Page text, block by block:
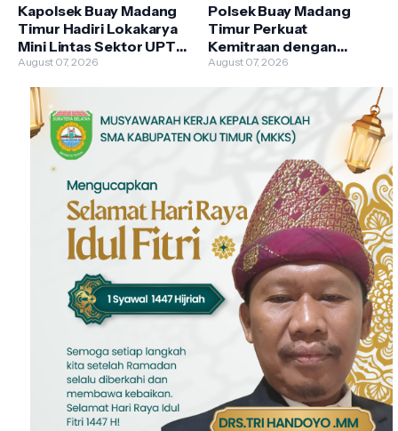
Kapolsek Buay Madang
Timur Hadiri Lokakarya
Mini Lintas Sektor UPTD
Puskesmas
August 07, 2026
Polsek Buay Madang
Timur Perkuat
Kemitraan dengan
Warga Lewat Giat
August 07, 2026